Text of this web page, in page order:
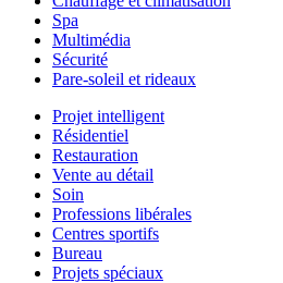
Spa
Multimédia
Sécurité
Pare-soleil et rideaux
Projet intelligent
Résidentiel
Restauration
Vente au détail
Soin
Professions libérales
Centres sportifs
Bureau
Projets spéciaux